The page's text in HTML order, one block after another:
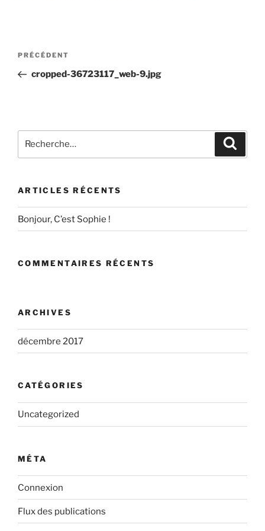
Navigation
l’article
Article
précédent
PRÉCÉDENT
cropped-36723117_web-9.jpg
pour
ARTICLES RÉCENTS
Bonjour, C’est Sophie !
COMMENTAIRES RÉCENTS
ARCHIVES
décembre 2017
CATÉGORIES
Uncategorized
MÉTA
Connexion
Flux des publications